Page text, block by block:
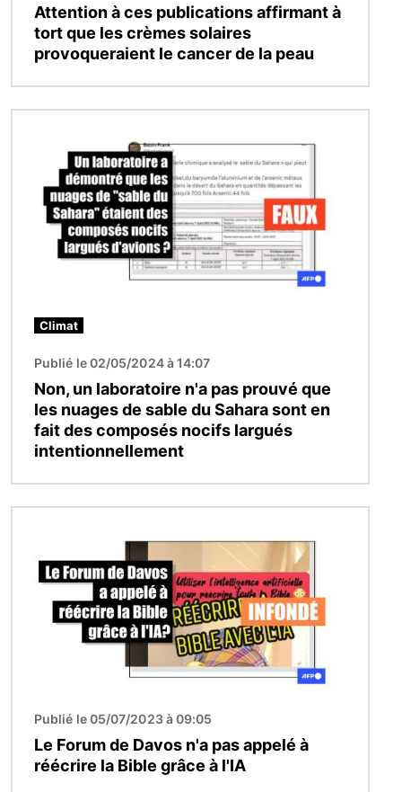
Attention à ces publications affirmant à
tort que les crèmes solaires
provoqueraient le cancer de la peau
Climat
Publié le 02/05/2024 à 14:07
Non, un laboratoire n'a pas prouvé que
les nuages de sable du Sahara sont en
fait des composés nocifs largués
intentionnellement
Publié le 05/07/2023 à 09:05
Le Forum de Davos n'a pas appelé à
réécrire la Bible grâce à l'IA